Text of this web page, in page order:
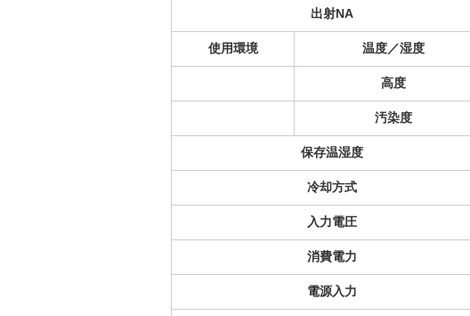
出射NA
使用環境 温度／湿度
高度
汚染度
保存温湿度
冷却方式
入力電圧
消費電力
電源入力